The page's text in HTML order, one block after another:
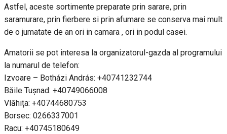
Astfel, aceste sortimente preparate prin sarare, prin
saramurare, prin fierbere si prin afumare se conserva mai mult
de o jumatate de an ori in camara , ori in podul casei.
Amatorii se pot interesa la organizatorul-gazda al programului
la numarul de telefon:
Izvoare – Botházi András: +40741232744
Băile Tușnad: +40749066008
Vlăhița: +40744680753
Borsec: 0266337001
Racu: +40745180649